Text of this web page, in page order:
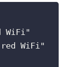
WiFi"